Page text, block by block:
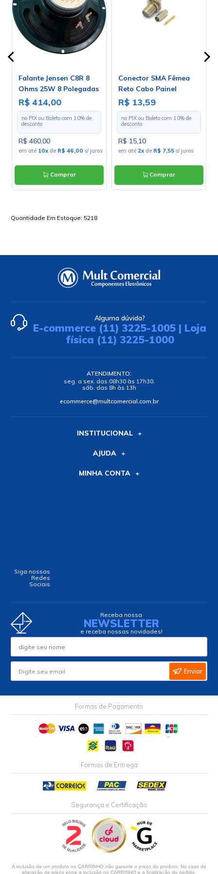
Falante Jensen C8R 8
Ohms 25W 8 Polegadas
- ZJ04020
R$ 414,00
no PIX ou Boleto com 10% de
desconto
R$ 460,00
em até 10xde R$ 46,00 s/ juros
Comprar
Conector SMA Fêmea
Reto Cabo Painel
Crimpagem RG 174 com
Pino Macho - 3081 - Gav
38
R$ 13,59
no PIX ou Boleto com 10% de
desconto
R$ 15,10
em até 2xde R$ 7,55s/ juros
Comprar
Quantidade Em Estoque: 5218
Alguma dúvida?
E-commerce (11) 3225-1005 | Loja
física (11) 3225-1000
ATENDIMENTO:
seg. a sex. das 08h30 às 17h30.
sáb. das 8h às 13h
ecommerce@multcomercial.com.br
INSTITUCIONAL
AJUDA
MINHA CONTA
Siga nossas
Redes
Sociais
Receba nossa
NEWSLETTER
e receba nossas novidades!
Enviar
Formas de Pagamento
Formas de Entrega
Segurança e Certificação
A inclusão de um produto no CARRINHO não garante o preço do produto. No caso de
alteração de preço entre a inclusão no CARRINHO e a finalização do pedido,